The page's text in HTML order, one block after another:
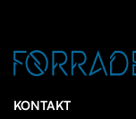
KONTAKT